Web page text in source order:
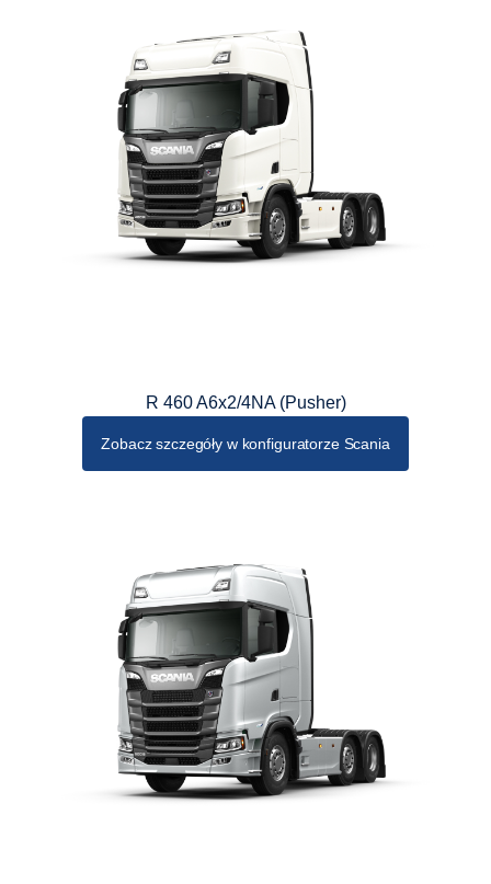
R 460 A6x2/4NA (Pusher)
Zobacz szczegóły w konfiguratorze Scania